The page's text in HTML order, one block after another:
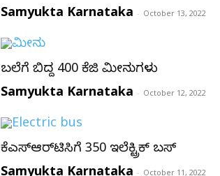
Samyukta Karnataka - October 13, 2022
ಬಲೆಗೆ ಬಿದ್ದ 400 ಕೆಜಿ ಮೀನುಗಳು
Samyukta Karnataka - October 12, 2022
ಕೆಎಸ್‌ಆರ್‌ಟಿಸಿಗೆ 350 ಇಲೆಕ್ಟ್ರಿಕ್ ಬಸ್
Samyukta Karnataka - October 11, 2022